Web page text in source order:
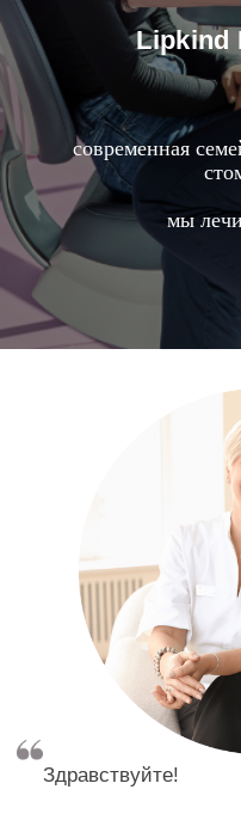
Lipkind
современная
мы лечим
Задать вопрос главному
Здравствуйте!
Меня зовут Жанна Липкинд, я
Lipkind Dental Clinic, кандидат
Наша клиника - это настоящее
моей давней мечты: уютное
профессионалы своего дела
трудятся над созданием
улыбок.
Я гарантирую - у нас вы будете
себя окруженными заботой,
самым качественным